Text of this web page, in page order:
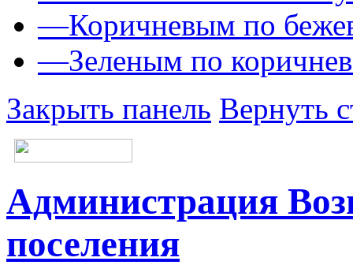
—Коричневым по
—Зеленым по
Закрыть панель Вернуть
Администрация
поселения